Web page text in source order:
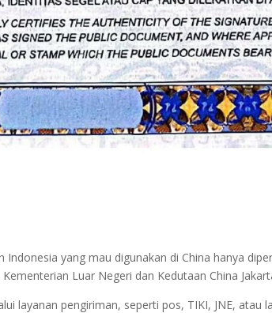
yang mau digunakan di China hanya
Luar Negeri dan Kedutaan China
layanan pengiriman, seperti pos, TIKI, JNE, atau